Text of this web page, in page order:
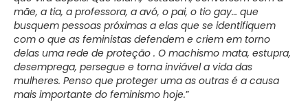
mãe, a tia, a professora, a avó, o pai, o tio gay… que
busquem pessoas próximas a elas que se identifiquem
com o que as feministas defendem e criem em torno
delas uma rede de proteção . O machismo mata, estupra,
desemprega, persegue e torna inviável a vida das
mulheres. Penso que proteger uma as outras é a causa
mais importante do feminismo hoje.”